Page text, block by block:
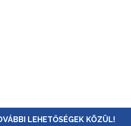
LEHETŐSÉGEK KÖZÜL!